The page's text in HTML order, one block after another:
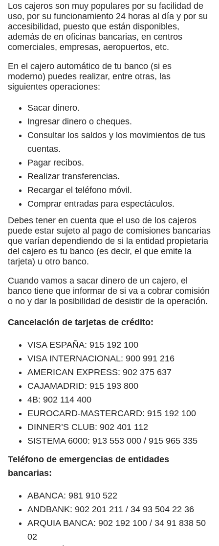
Los cajeros son muy populares por su facilidad de
uso, por su funcionamiento 24 horas al día y por su
accesibilidad, puesto que están disponibles,
además de en oficinas bancarias, en centros
comerciales, empresas, aeropuertos, etc.
En el cajero automático de tu banco (si es
moderno) puedes realizar, entre otras, las
siguientes operaciones:
Sacar dinero.
Ingresar dinero o cheques.
Consultar los saldos y los movimientos de tus
cuentas.
Pagar recibos.
Realizar transferencias.
Recargar el teléfono móvil.
Comprar entradas para espectáculos.
Debes tener en cuenta que el uso de los cajeros
puede estar sujeto al pago de comisiones bancarias
que varían dependiendo de si la entidad propietaria
del cajero es tu banco (es decir, el que emite la
tarjeta) u otro banco.
Cuando vamos a sacar dinero de un cajero, el
banco tiene que informar de si va a cobrar comisión
o no y dar la posibilidad de desistir de la operación.
Cancelación de tarjetas de crédito:
VISA ESPAÑA: 915 192 100
VISA INTERNACIONAL: 900 991 216
AMERICAN EXPRESS: 902 375 637
CAJAMADRID: 915 193 800
4B: 902 114 400
EUROCARD-MASTERCARD: 915 192 100
DINNER’S CLUB: 902 401 112
SISTEMA 6000: 913 553 000 / 915 965 335
Teléfono de emergencias de entidades
bancarias:
ABANCA: 981 910 522
ANDBANK: 902 201 211 / 34 93 504 22 36
ARQUIA BANCA: 902 192 100 / 34 91 838 50
02